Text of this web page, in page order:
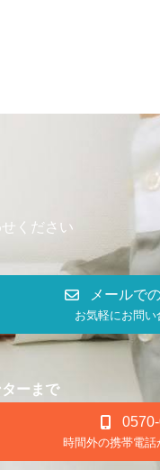
ください
メールで
お気軽にお問
ーまで
時間外の携帯電